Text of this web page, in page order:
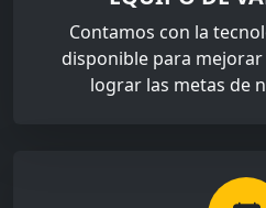
Contamos con la
disponible para
lograr las metas de